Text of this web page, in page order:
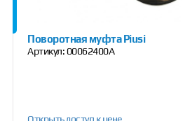
Поворотная муфта Piusi
Артикул:00062400A
Открыть доступ к цене